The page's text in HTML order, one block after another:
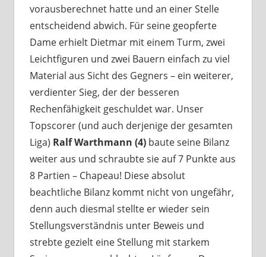
vorausberechnet hatte und an einer Stelle
entscheidend abwich. Für seine geopferte
Dame erhielt Dietmar mit einem Turm, zwei
Leichtfiguren und zwei Bauern einfach zu viel
Material aus Sicht des Gegners – ein weiterer,
verdienter Sieg, der der besseren
Rechenfähigkeit geschuldet war. Unser
Topscorer (und auch derjenige der gesamten
Liga) Ralf Warthmann (4) baute seine Bilanz
weiter aus und schraubte sie auf 7 Punkte aus
8 Partien – Chapeau! Diese absolut
beachtliche Bilanz kommt nicht von ungefähr,
denn auch diesmal stellte er wieder sein
Stellungsverständnis unter Beweis und
strebte gezielt eine Stellung mit starkem